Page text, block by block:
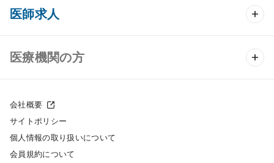
クリニック開業 TOP
クリニック物件検索
クリニックの開業スタイル
クリニック開業までの流れ
医師求人
医師求人 TOP
常勤求人検索
非常勤求人検索
スポット求人検索
医療機関の方
採用をお考えの医療機関の方
会社概要
サイトポリシー
個人情報の取り扱いについて
会員規約について